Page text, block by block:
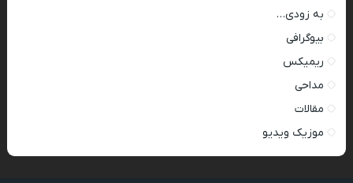
به زودی…
بیوگرافی
ریمیکس
مداحی
مقالات
موزیک ویدیو